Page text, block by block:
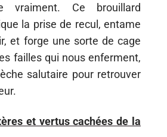
Ce brouillard
la prise de recul, entame
et forge une sorte de cage
failles qui nous enferment,
salutaire pour retrouver
et vertus cachées de la